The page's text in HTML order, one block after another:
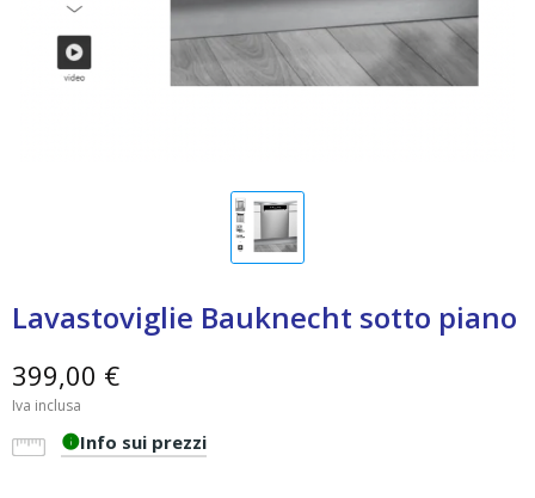
Lavastoviglie Bauknecht sotto piano
399,00 €
Iva inclusa
infoInfo sui prezzi